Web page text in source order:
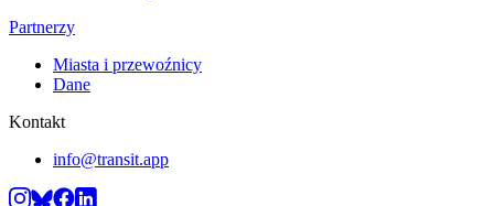
Partnerzy
Miasta i przewoźnicy
Dane
Kontakt
info@transit.app